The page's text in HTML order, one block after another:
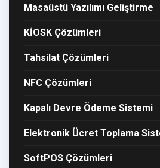
Masaüstü Yazılımı Geliştirme
KİOSK Çözümleri
Tahsilat Çözümleri
NFC Çözümleri
Kapalı Devre Ödeme Sistemi
Elektronik Ücret Toplama
SoftPOS Çözümleri